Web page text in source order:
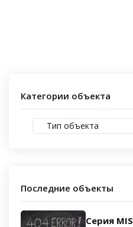
Категории объекта
Тип объекта
Последние объекты
Серия